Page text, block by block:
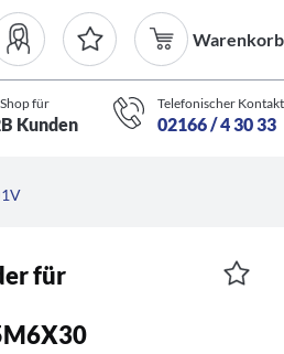
Warenkorb
für
Kunden
Telefonischer Kontakt
02166 / 4 30 33
für